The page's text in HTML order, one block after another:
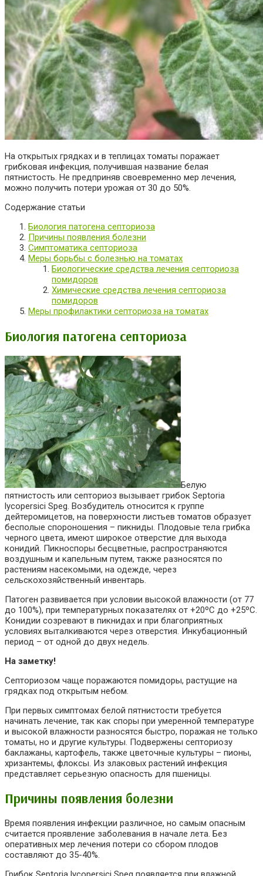
На открытых грядках и в теплицах томаты поражает
грибковая инфекция, получившая название белая
пятнистость. Не предприняв своевременно мер лечения,
можно получить потери урожая от 30 до 50%.
Содержание статьи
Биология патогена септориоза
Причины появления болезни
Симптоматика септориоза
Меры борьбы с болезнью на томатах
Биологические средства лечения септориоза
помидоров
Химические средства лечения септориоза
помидоров
Меры профилактики септориоза на томатах
Биология патогена септориоза
Белую
пятнистость или септориоз вызывает грибок Septoria
lycopersici Speg. Возбудитель относится к группе
дейтеромицетов, на поверхности листьев томатов образует
бесполые спороношения – пикниды. Плодовые тела грибка
черного цвета, имеют широкое отверстие для выхода
конидий. Пикноспоры бесцветные, распространяются
воздушным и капельным путем, также разносятся по
растениям насекомыми, на одежде, через
сельскохозяйственный инвентарь.
Патоген развивается при условии высокой влажности (от 77
до 100%), при температурных показателях от +20ºC до +25ºC.
Конидии созревают в пикнидах и при благоприятных
условиях выталкиваются через отверстия. Инкубационный
период – от одной до двух недель.
На заметку!
Септориозом чаще поражаются помидоры, растущие на
грядках под открытым небом.
При первых симптомах белой пятнистости требуется
начинать лечение, так как споры при умеренной температуре
и высокой влажности разносятся быстро, поражая не только
томаты, но и другие культуры. Подвержены септориозу
баклажаны, картофель, также цветочные культуры – пионы,
хризантемы, флоксы. Из злаковых растений инфекция
представляет серьезную опасность для пшеницы.
Причины появления болезни
Время появления инфекции различное, но самым опасным
считается проявление заболевания в начале лета. Без
оперативных мер лечения потери со сбором плодов
составляют до 35-40%.